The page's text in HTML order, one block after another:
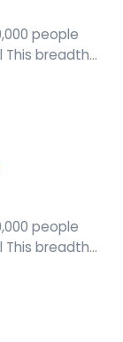
people
This breadth…
people
This breadth…